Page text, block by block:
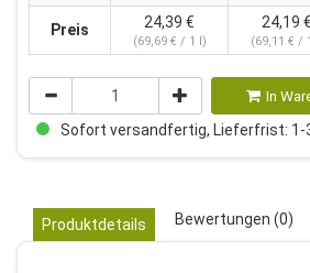
Preis 24,39 €
(69,69 € / 1 l)
24,19 €
(69,11 € /
In
Sofort versandfertig, Lieferfrist: 1-
Produktdetails Bewertungen (0)